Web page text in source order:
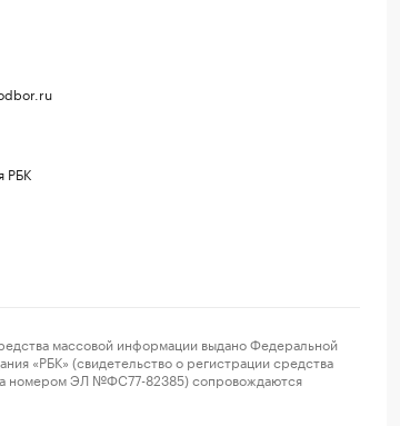
РБК
массовой информации выдано Федеральной
«РБК» (свидетельство о регистрации средства
номером ЭЛ №ФС77-82385) сопровождаются